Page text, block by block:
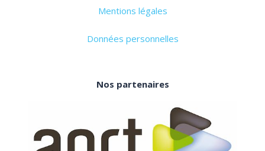
Mentions légales
Données personnelles
Nos partenaires